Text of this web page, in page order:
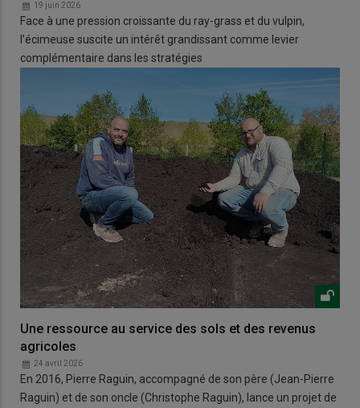
19 juin 2026
Face à une pression croissante du ray-grass et du vulpin,
l’écimeuse suscite un intérêt grandissant comme levier
complémentaire dans les stratégies
Une ressource au service des sols et des revenus
agricoles
24 avril 2026
En 2016, Pierre Raguin, accompagné de son père (Jean-Pierre
Raguin) et de son oncle (Christophe Raguin), lance un projet de